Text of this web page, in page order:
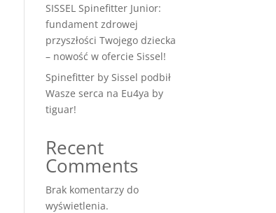
SISSEL Spinefitter Junior:
fundament zdrowej
przyszłości Twojego dziecka
– nowość w ofercie Sissel!
Spinefitter by Sissel podbił
Wasze serca na Eu4ya by
tiguar!
Recent
Comments
Brak komentarzy do
wyświetlenia.